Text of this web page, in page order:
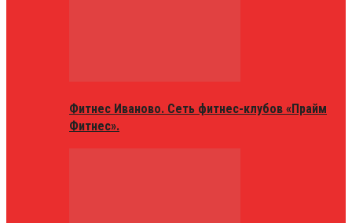
Фитнес Иваново. Сеть фитнес-клубов «Прайм
Фитнес».